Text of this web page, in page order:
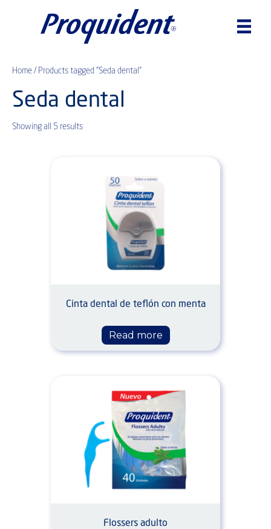
Home / Products tagged “Seda dental”
Seda dental
Showing all 5 results
Cinta dental de teflón con menta
Read more
Flossers adulto